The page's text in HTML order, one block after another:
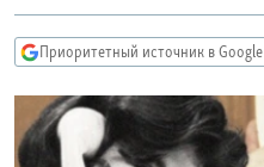
Вернутся
поиску
СЕВЕР.РЕАЛИИ
СИБИРЬ.РЕАЛИИ
РАСПИСАНИЕ ВЕЩАНИЯ
Приоритетный источник в Google